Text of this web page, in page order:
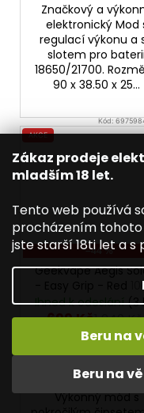
Zákaz prodeje
mladším 18 let.
Tento web používá
procházením tohoto
jste starší 18ti let a s
Beru na
Beru na
Značkový a
elektronický Mod
regulací výkonu a
slotem pro baterii
18650/21700.
90 x 38.50 x 25...
Kód:
AKCE
–44 %
Geekvape Aegis
Ihned k odeslání(3
699 Kč1 249 Kč
DO KOŠÍKU
Výkonný mód s